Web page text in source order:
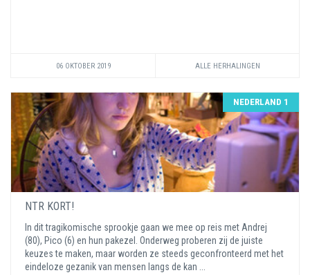
06 OKTOBER 2019 ALLE HERHALINGEN
NEDERLAND 1
NTR KORT!
In dit tragikomische sprookje gaan we mee op reis met Andrej
(80), Pico (6) en hun pakezel. Onderweg proberen zij de juiste
keuzes te maken, maar worden ze steeds geconfronteerd met het
eindeloze gezanik van mensen langs de kan ...